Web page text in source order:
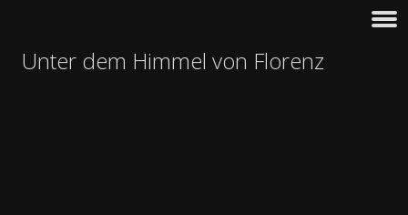
Unter dem Himmel von Florenz